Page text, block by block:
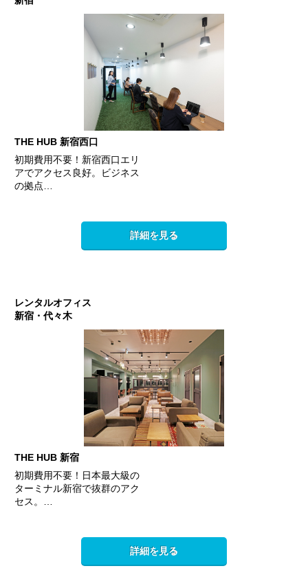
THE HUB 新宿西口
初期費用不要！新宿西口エリ
アでアクセス良好。ビジネス
の拠点…
詳細を見る
レンタルオフィス
新宿・代々木
THE HUB 新宿
初期費用不要！日本最大級の
ターミナル新宿で抜群のアク
セス。…
詳細を見る